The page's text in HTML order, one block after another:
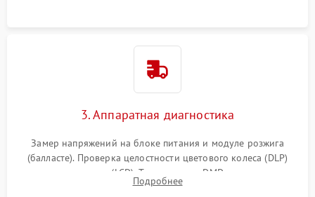
3. Аппаратная диагностика
Замер напряжений на блоке питания и модуле розжига
(балласте). Проверка целостности цветового колеса (DLP)
или поляризаторов (LCD). Тестирование DMD-чипа, датчиков
температуры и оптопар с помощью мультиметра и
Подробнее